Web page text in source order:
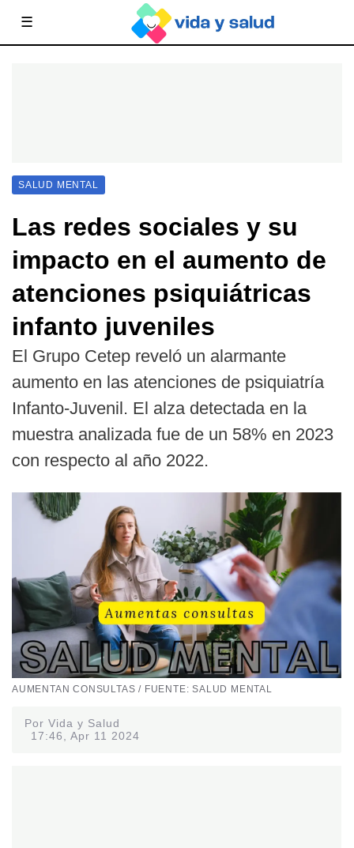
☰
SALUD MENTAL
Las redes sociales y su
impacto en el aumento de
atenciones psiquiátricas
infanto juveniles
El Grupo Cetep reveló un alarmante
aumento en las atenciones de psiquiatría
Infanto-Juvenil. El alza detectada en la
muestra analizada fue de un 58% en 2023
con respecto al año 2022.
AUMENTAN CONSULTAS / FUENTE: SALUD MENTAL
Por Vida y Salud
17:46, Apr 11 2024